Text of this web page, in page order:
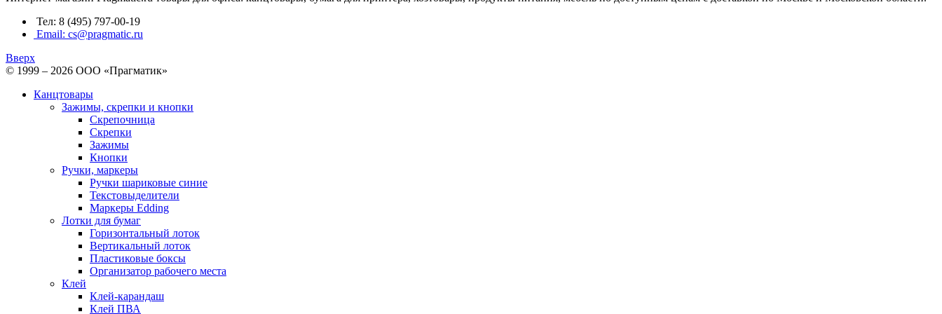
Тел: 8 (495) 797-00-19
Email: cs@pragmatic.ru
Вверх
© 1999 – 2026 ООО «Прагматик»
Канцтовары
Зажимы, скрепки и кнопки
Скрепочница
Скрепки
Зажимы
Кнопки
Ручки, маркеры
Ручки шариковые синие
Текстовыделители
Маркеры Edding
Лотки для бумаг
Горизонтальный лоток
Вертикальный лоток
Пластиковые боксы
Организатор рабочего места
Клей
Клей-карандаш
Клей ПВА